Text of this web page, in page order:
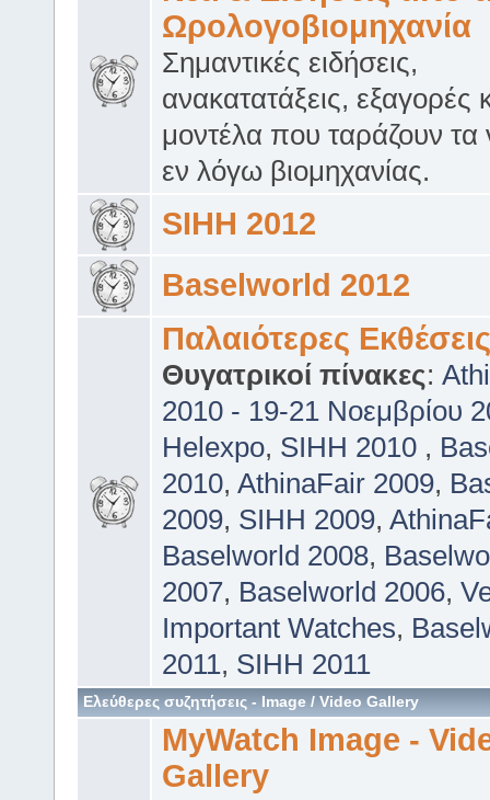
Ωρολογοβιομηχανία
Σημαντικές ειδήσεις,
ανακατατάξεις, εξαγορές
μοντέλα που ταράζουν τα
εν λόγω βιομηχανίας.
SIHH 2012
Baselworld 2012
Παλαιότερες Εκθέσεις
Θυγατρικοί πίνακες:
2010 - 19-21 Νοεμβρίου
Helexpo, SIHH 2010 ,
2010, AthinaFair 2009,
2009, SIHH 2009,
Baselworld 2008,
2007, Baselworld 2006,
Important Watches,
2011, SIHH 2011
Ελεύθερες συζητήσεις - Image / Video Gallery
MyWatch Ιmage -
Gallery